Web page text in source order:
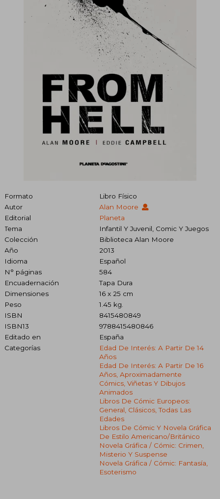
Formato
Libro Físico
Autor
Alan Moore
Editorial
Planeta
Tema
Infantil Y Juvenil, Comic Y Juegos
Colección
Biblioteca Alan Moore
Año
2013
Idioma
Español
N° páginas
584
Encuadernación
Tapa Dura
Dimensiones
16 x 25 cm
Peso
1.45 kg.
ISBN
8415480849
ISBN13
9788415480846
Editado en
España
Categorías
Edad De Interés: A Partir De 14
Años
Edad De Interés: A Partir De 16
Años, Aproximadamente
Cómics, Viñetas Y Dibujos
Animados
Libros De Cómic Europeos:
General, Clásicos, Todas Las
Edades
Libros De Cómic Y Novela Gráfica
De Estilo Americano/británico
Novela Gráfica / Cómic: Crimen,
Misterio Y Suspense
Novela Gráfica / Cómic: Fantasía,
Esoterismo